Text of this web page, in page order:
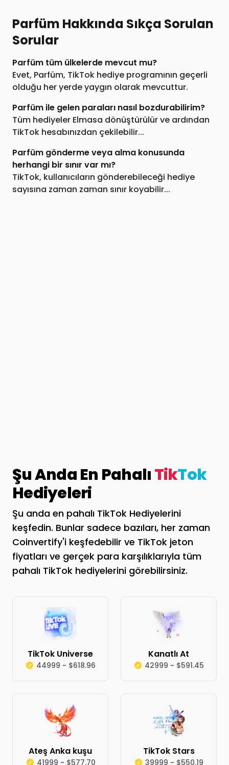
Parfüm Hakkında Sıkça Sorulan
Sorular
Parfüm tüm ülkelerde mevcut mu?
Evet, Parfüm, TikTok hediye programının geçerli
olduğu her yerde yaygın olarak mevcuttur.
Parfüm ile gelen paraları nasıl bozdurabilirim?
Tüm hediyeler Elmasa dönüştürülür ve ardından
TikTok hesabınızdan çekilebilir...
Parfüm gönderme veya alma konusunda
herhangi bir sınır var mı?
TikTok, kullanıcıların gönderebileceği hediye
sayısına zaman zaman sınır koyabilir...
Şu Anda En PahalıTikTok
Hediyeleri
Şu anda en pahalı TikTok Hediyelerini
keşfedin. Bunlar sadece bazıları, her zaman
Coinvertify'i keşfedebilir ve TikTok jeton
fiyatları ve gerçek para karşılıklarıyla tüm
pahalı TikTok hediyelerini görebilirsiniz.
TikTok Universe
44999 ~ $618.96
Kanatlı At
42999 ~ $591.45
Ateş Anka kuşu
41999 ~ $577.70
TikTok Stars
39999 ~ $550.19